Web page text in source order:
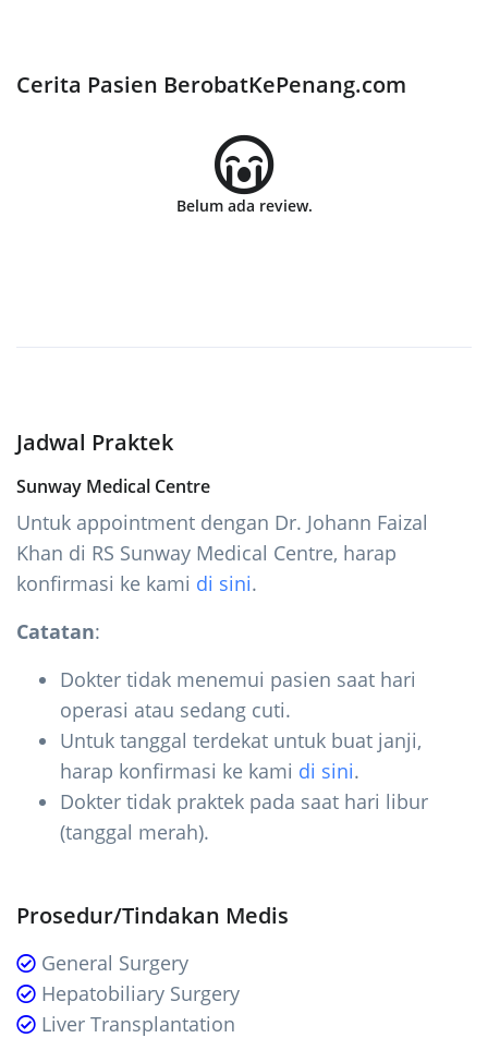
Cerita Pasien BerobatKePenang.com
Belum ada review.
Jadwal Praktek
Sunway Medical Centre
Untuk appointment dengan Dr. Johann Faizal
Khan di RS Sunway Medical Centre, harap
konfirmasi ke kami di sini.
Catatan:
Dokter tidak menemui pasien saat hari
operasi atau sedang cuti.
Untuk tanggal terdekat untuk buat janji,
harap konfirmasi ke kami di sini.
Dokter tidak praktek pada saat hari libur
(tanggal merah).
Prosedur/Tindakan Medis
General Surgery
Hepatobiliary Surgery
Liver Transplantation